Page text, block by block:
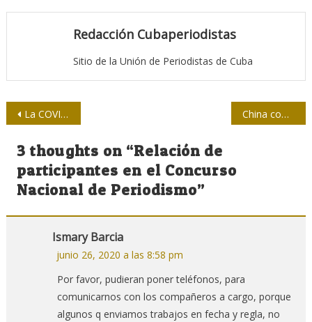
Redacción Cubaperiodistas
Sitio de la Unión de Periodistas de Cuba
Navegación
de
entradas
La COVID-19 puso de rodillas a Estados Unidos, afirma funcionario estadounidense China comenzará tercera fase de ensayos clínicos de vacuna contra la COVID-19
3 thoughts on “Relación de
participantes en el Concurso
Nacional de Periodismo”
Ismary Barcia
junio 26, 2020 a las 8:58 pm
Por favor, pudieran poner teléfonos, para
comunicarnos con los compañeros a cargo, porque
algunos q enviamos trabajos en fecha y regla, no